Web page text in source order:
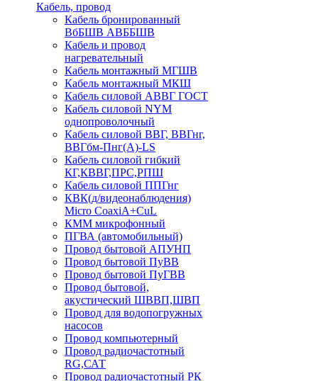
Кабель, провод
Кабель бронированный
ВбБШВ АВББШВ
Кабель и провод
нагревательный
Кабель монтажный МГШВ
Кабель монтажный МКШ
Кабель силовой АВВГ ГОСТ
Кабель силовой NYM
однопроволочный
Кабель силовой ВВГ, ВВГнг,
ВВГбм-Пнг(А)-LS
Кабель силовой гибкий
КГ,КВВГ,ПРС,РПШ
Кабель силовой ППГнг
КВК(д/видеонаблюдения)
Micro CoaxiA+CuL
КММ микрофонный
ПГВА (автомобильный)
Провод бытовой АПУНП
Провод бытовой ПуВВ
Провод бытовой ПуГВВ
Провод бытовой,
акустический ШВВП,ШВП
Провод для водопогружных
насосов
Провод компьютерный
Провод радиочастотный
RG,САТ
Провод радиочастотный РК